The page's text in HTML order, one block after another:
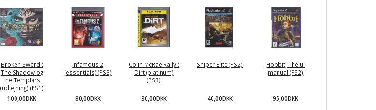
Broken Sword :
The Shadow og
the Templars
(udlejning) (PS1)
100,00DKK
Infamous 2
(essentials) (PS3)
80,00DKK
Colin McRae Rally :
Dirt (platinum)
(PS3)
30,00DKK
Sniper Elite (PS2)
40,00DKK
Hobbit, The u.
manual (PS2)
95,00DKK